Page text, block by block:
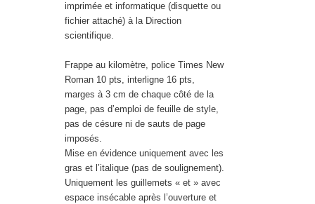
imprimée et informatique (disquette ou
fichier attaché) à la Direction
scientifique.
Frappe au kilomètre, police Times New
Roman 10 pts, interligne 16 pts,
marges à 3 cm de chaque côté de la
page, pas d’emploi de feuille de style,
pas de césure ni de sauts de page
imposés.
Mise en évidence uniquement avec les
gras et l’italique (pas de soulignement).
Uniquement les guillemets « et » avec
espace insécable après l’ouverture et